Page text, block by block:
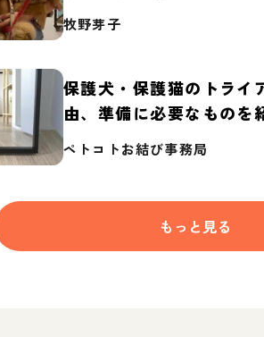
牧野芽子
保護犬・保護猫のトライ
由、準備に必要なものを
ペトコトお結び事務局
もっと見る